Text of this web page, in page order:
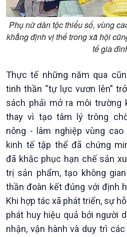
Tin Kinh tế
Trước giờ mở cửa
Dòng chảy Kinh tế
Sức sống hàng Việt
Khởi nghiệp
Tuyên chiến với gian lận
thương mại
Phụ nữ dân tộc thiểu số, vùng
khẳng định vị thế trong xã hội
tế gia
Thực tế những năm qua
tinh thần “tự lực vươn lên”
sách phải mở ra môi trường
thay vì tạo tâm lý trông
nông - lâm nghiệp vùng cao
kinh tế tập thể đã chứng
đã khắc phục hạn chế sản
trị sản phẩm, tạo không
thần đoàn kết đúng với định
Khi hợp tác xã phát triển, sự
phát huy hiệu quả bởi người
nhận, vận hành và duy trì